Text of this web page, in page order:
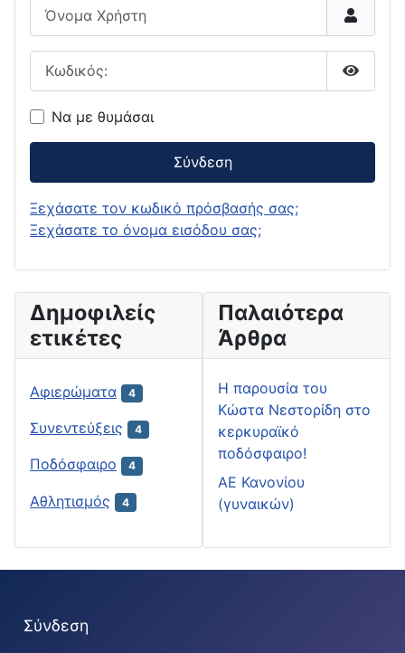
Όνομα Χρήστη
Να με θυμάσαι
Σύνδεση
Ξεχάσατε τον κωδικό πρόσβασής σας;
Ξεχάσατε το όνομα εισόδου σας;
Δημοφιλείς
ετικέτες
Αφιερώματα 4
Συνεντεύξεις 4
Ποδόσφαιρο 4
Αθλητισμός 4
Παλαιότερα
Άρθρα
H παρουσία του
Κώστα Νεστορίδη στο
κερκυραϊκό
ποδόσφαιρο!
ΑΕ Κανονίου
(γυναικών)
Σύνδεση